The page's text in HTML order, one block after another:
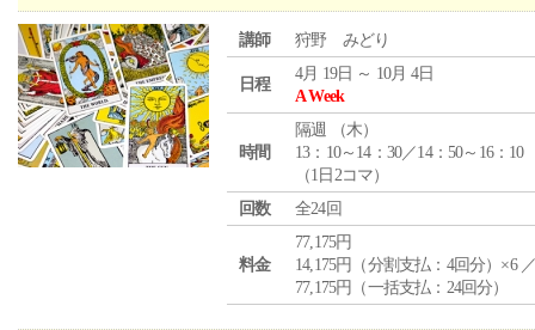
講師 狩野 みどり
日程
4月 19日 ～ 10月 4日
A Week
時間
隔週 （木）
13：10～14：30／14：50～16：10
（1日2コマ）
回数
全24回
料金
77,175円
14,175円（分割支払：4回分）×6
77,175円（一括支払：24回分）